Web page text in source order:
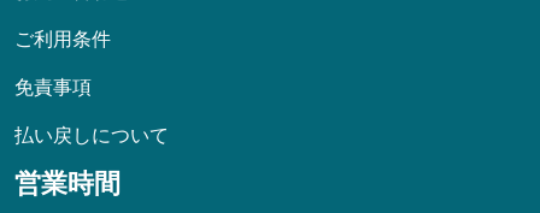
ご利用条件
免責事項
払い戻しについて
営業時間